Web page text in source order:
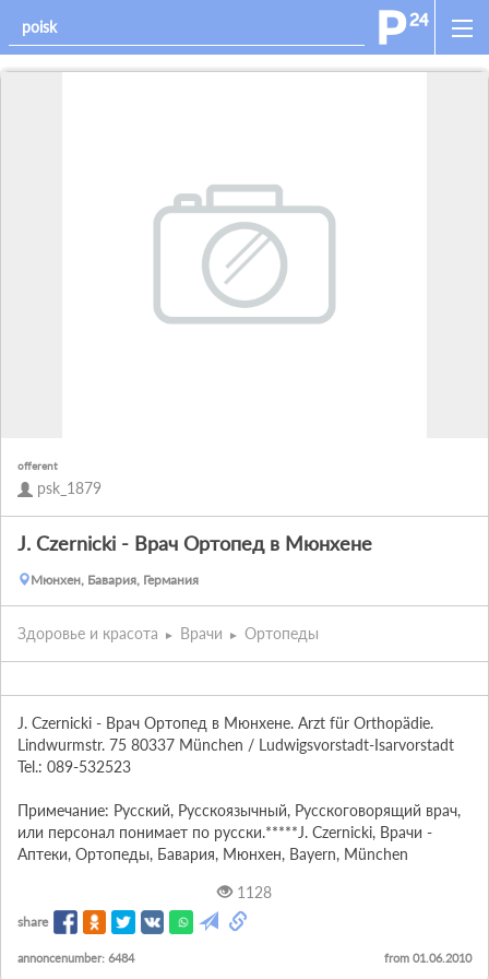
offerent
psk_1879
J. Czernicki - Врач Ортопед в Мюнхене
Мюнхен, Бавария, Германия
Здоровье и красота Врачи Ортопеды
J. Czernicki - Врач Ортопед в Мюнхене. Arzt für Orthopädie.
Lindwurmstr. 75 80337 München / Ludwigsvorstadt-Isarvorstadt
Tel.: 089-532523
Примечание: Русский, Русскоязычный, Русскоговорящий врач,
или персонал понимает по русски.*****J. Czernicki, Врачи -
Аптеки, Ортопеды, Бавария, Мюнхен, Bayern, München
1128
share
annoncenumber: 6484 from 01.06.2010